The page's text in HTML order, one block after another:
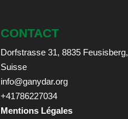
CONTACT
Dorfstrasse 31, 8835 Feusisberg,
Suisse
info@ganydar.org
+41786227034
Mentions Légales